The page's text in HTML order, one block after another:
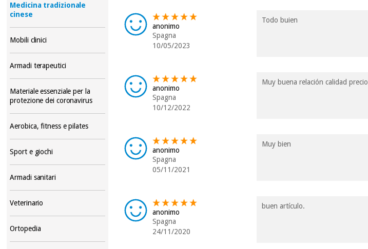
Medicina tradizionale
cinese
Mobili clinici
Armadi terapeutici
Materiale essenziale per la
protezione dei coronavirus
Aerobica, fitness e pilates
Sport e giochi
Armadi sanitari
Veterinario
Ortopedia
anonimo
Spagna
10/05/2023
Todo buien
anonimo
Spagna
10/12/2022
Muy buena relación calidad precio
anonimo
Spagna
05/11/2021
Muy bien
anonimo
Spagna
24/11/2020
buen artículo.